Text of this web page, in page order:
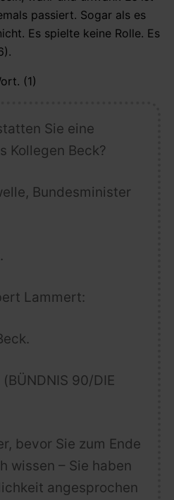
passiert. Sogar als es
Es spielte keine Rolle. Es
(1)
Sie eine
Kollegen Beck?
Bundesminister
Lammert:
(BÜNDNIS 90/DIE
bevor Sie zum Ende
wissen – Sie haben
angesprochen